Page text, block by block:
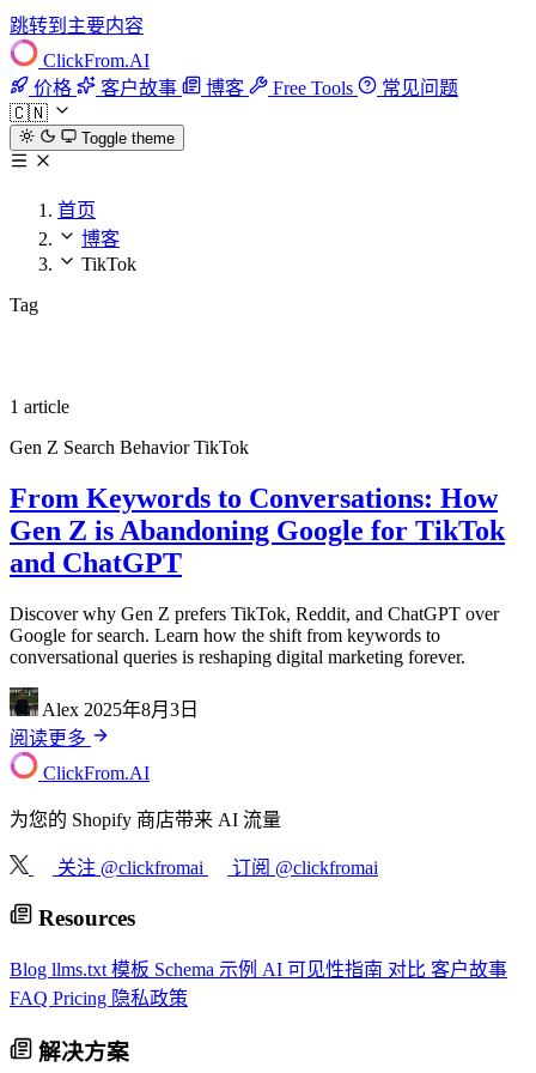
跳转到主要内容
ClickFrom.AI
价格
客户故事 博客 Free Tools
常见问题
🇨🇳
Toggle theme
首页
博客
TikTok
Tag
1 article
Gen Z Search BehaviorTikTok
From Keywords to Conversations: How
Gen Z is Abandoning Google for TikTok
and ChatGPT
Discover why Gen Z prefers TikTok, Reddit, and ChatGPT over
Google for search. Learn how the shift from keywords to
conversational queries is reshaping digital marketing forever.
Alex 2025年8月3日
阅读更多
ClickFrom.AI
为您的 Shopify 商店带来 AI 流量
关注 @clickfromai 订阅 @clickfromai
Resources
Blog llms.txt 模板 Schema 示例 AI 可见性指南 对比 客户故事
FAQ Pricing 隐私政策
解决方案